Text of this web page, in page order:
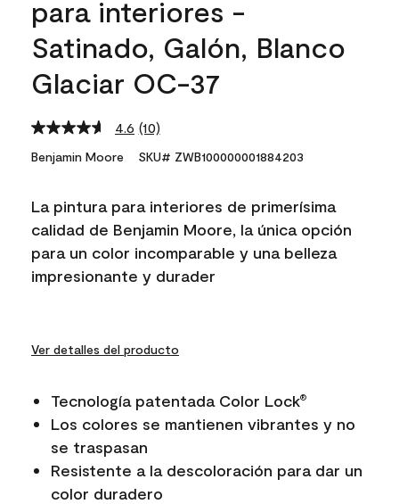
para interiores -
Satinado, Galón, Blanco
Glaciar OC-37
4.6 Read
10
Reviews.
link.
(10)
Benjamin Moore SKU# ZWB100000001884203
La pintura para interiores de primerísima
calidad de Benjamin Moore, la única opción
para un color incomparable y una belleza
impresionante y durader
Ver detalles del producto
Tecnología patentada Color Lock®
Los colores se mantienen vibrantes y no
se traspasan
Resistente a la descoloración para dar un
color duradero